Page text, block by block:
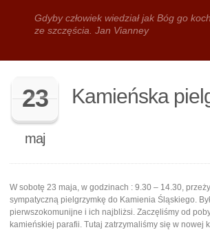
Gdy­by człowiek wie­dział jak Bóg go
ze szczęścia. Jan Vianney
23
maj
Kamieńska
W sobotę 23 maja, w godzinach : 9.30 – 14.30,
sympatyczną pielgrzymkę do Kamienia Śląskiego.
pierwszokomunijne i ich najbliżsi. Zaczęliśmy od
kamieńskiej parafii. Tutaj zatrzymaliśmy się w nowej